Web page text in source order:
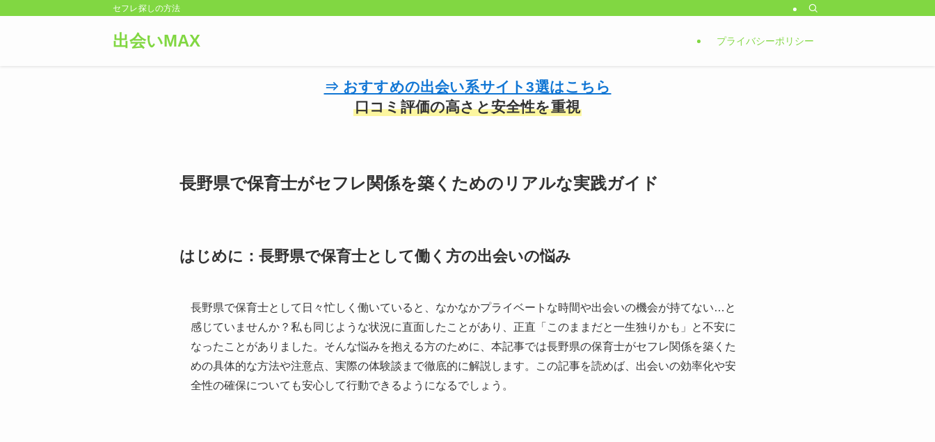
セフレ探しの方法
出会いMAX プライバシーポリシー
⇒ おすすめの出会い系サイト3選はこちら
口コミ評価の高さと安全性を重視
長野県で保育士がセフレ関係を築くためのリアルな実践ガイド
はじめに：長野県で保育士として働く方の出会いの悩み
長野県で保育士として日々忙しく働いていると、なかなかプライベートな時間や出会いの機会が持てない…と
感じていませんか？私も同じような状況に直面したことがあり、正直「このままだと一生独りかも」と不安に
なったことがありました。そんな悩みを抱える方のために、本記事では長野県の保育士がセフレ関係を築くた
めの具体的な方法や注意点、実際の体験談まで徹底的に解説します。この記事を読めば、出会いの効率化や安
全性の確保についても安心して行動できるようになるでしょう。